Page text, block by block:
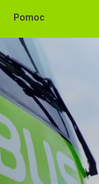
Pomoc